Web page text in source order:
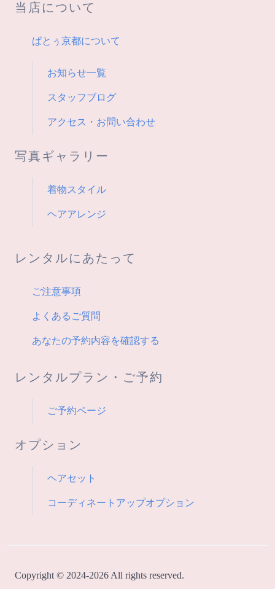
ョ
ン
当店について
ぱとぅ京都について
お知らせ一覧
スタッフブログ
アクセス・お問い合わせ
写真ギャラリー
着物スタイル
ヘアアレンジ
レンタルにあたって
ご注意事項
よくあるご質問
あなたの予約内容を確認する
レンタルプラン・ご予約
ご予約ページ
オプション
ヘアセット
コーディネートアップオプション
Copyright © 2024-2026 All rights reserved.